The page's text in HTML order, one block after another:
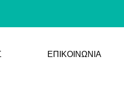
ΕΠΙΚΟΙΝΩΝΙΑ